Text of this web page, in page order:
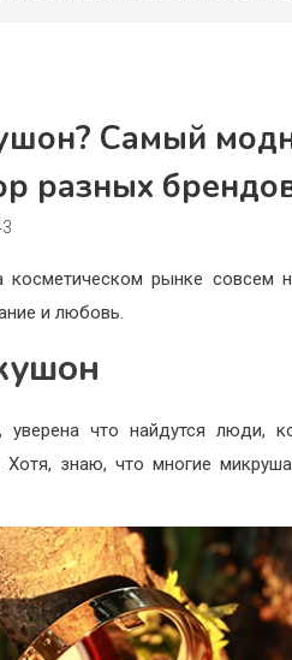
Самый
разных
косметическом рынке совсем
и любовь.
уверена что найдутся люди,
Хотя, знаю, что многие